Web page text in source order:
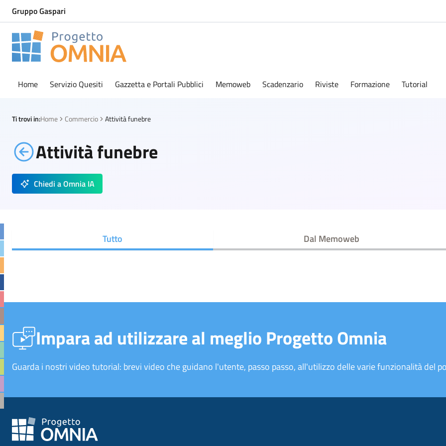
Gruppo Gaspari
Progetto Omnia
Home Servizio Quesiti Gazzetta e Portali Pubblici Memoweb Scadenzario Riviste Formazione Tutorial
Ti trovi in:Home Commercio Attività funebre
Attività funebre
Chiedi a Omnia IA
Tutto Dal Memoweb
Impara ad utilizzare al meglio Progetto Omnia
Guarda i nostri video tutorial: brevi video che guidano l'utente, passo passo, all'utilizzo delle varie funzionalità del